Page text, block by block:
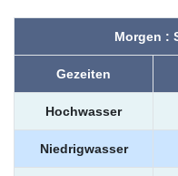
Morgen :
Gezeiten
Hochwasser
Niedrigwasser